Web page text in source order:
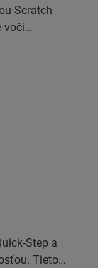
Scratch
voči
Step a
Tieto